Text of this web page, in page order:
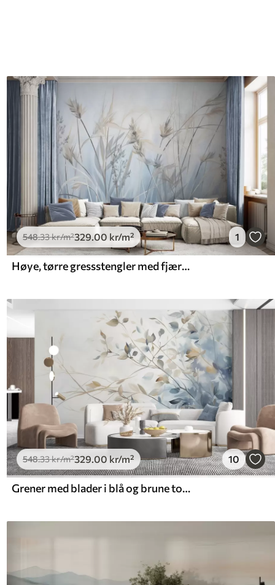
548.33kr/m²329.00 kr/m² 1
Høye, tørre gressstengler med fjærlignende topper i dempede farger, myk, disig blå og hvit bakgrunn
548.33kr/m²329.00 kr/m² 10
Grener med blader i blå og brune toner, lys bakgrunn, myk og delikat, akvarellstil